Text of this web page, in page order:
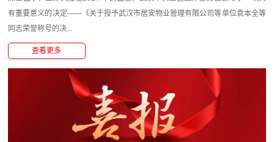
有重要意义的决定——《关于授予武汉市居安物业管理有限公司等单位袁本全等
同志荣誉称号的决...
查看更多